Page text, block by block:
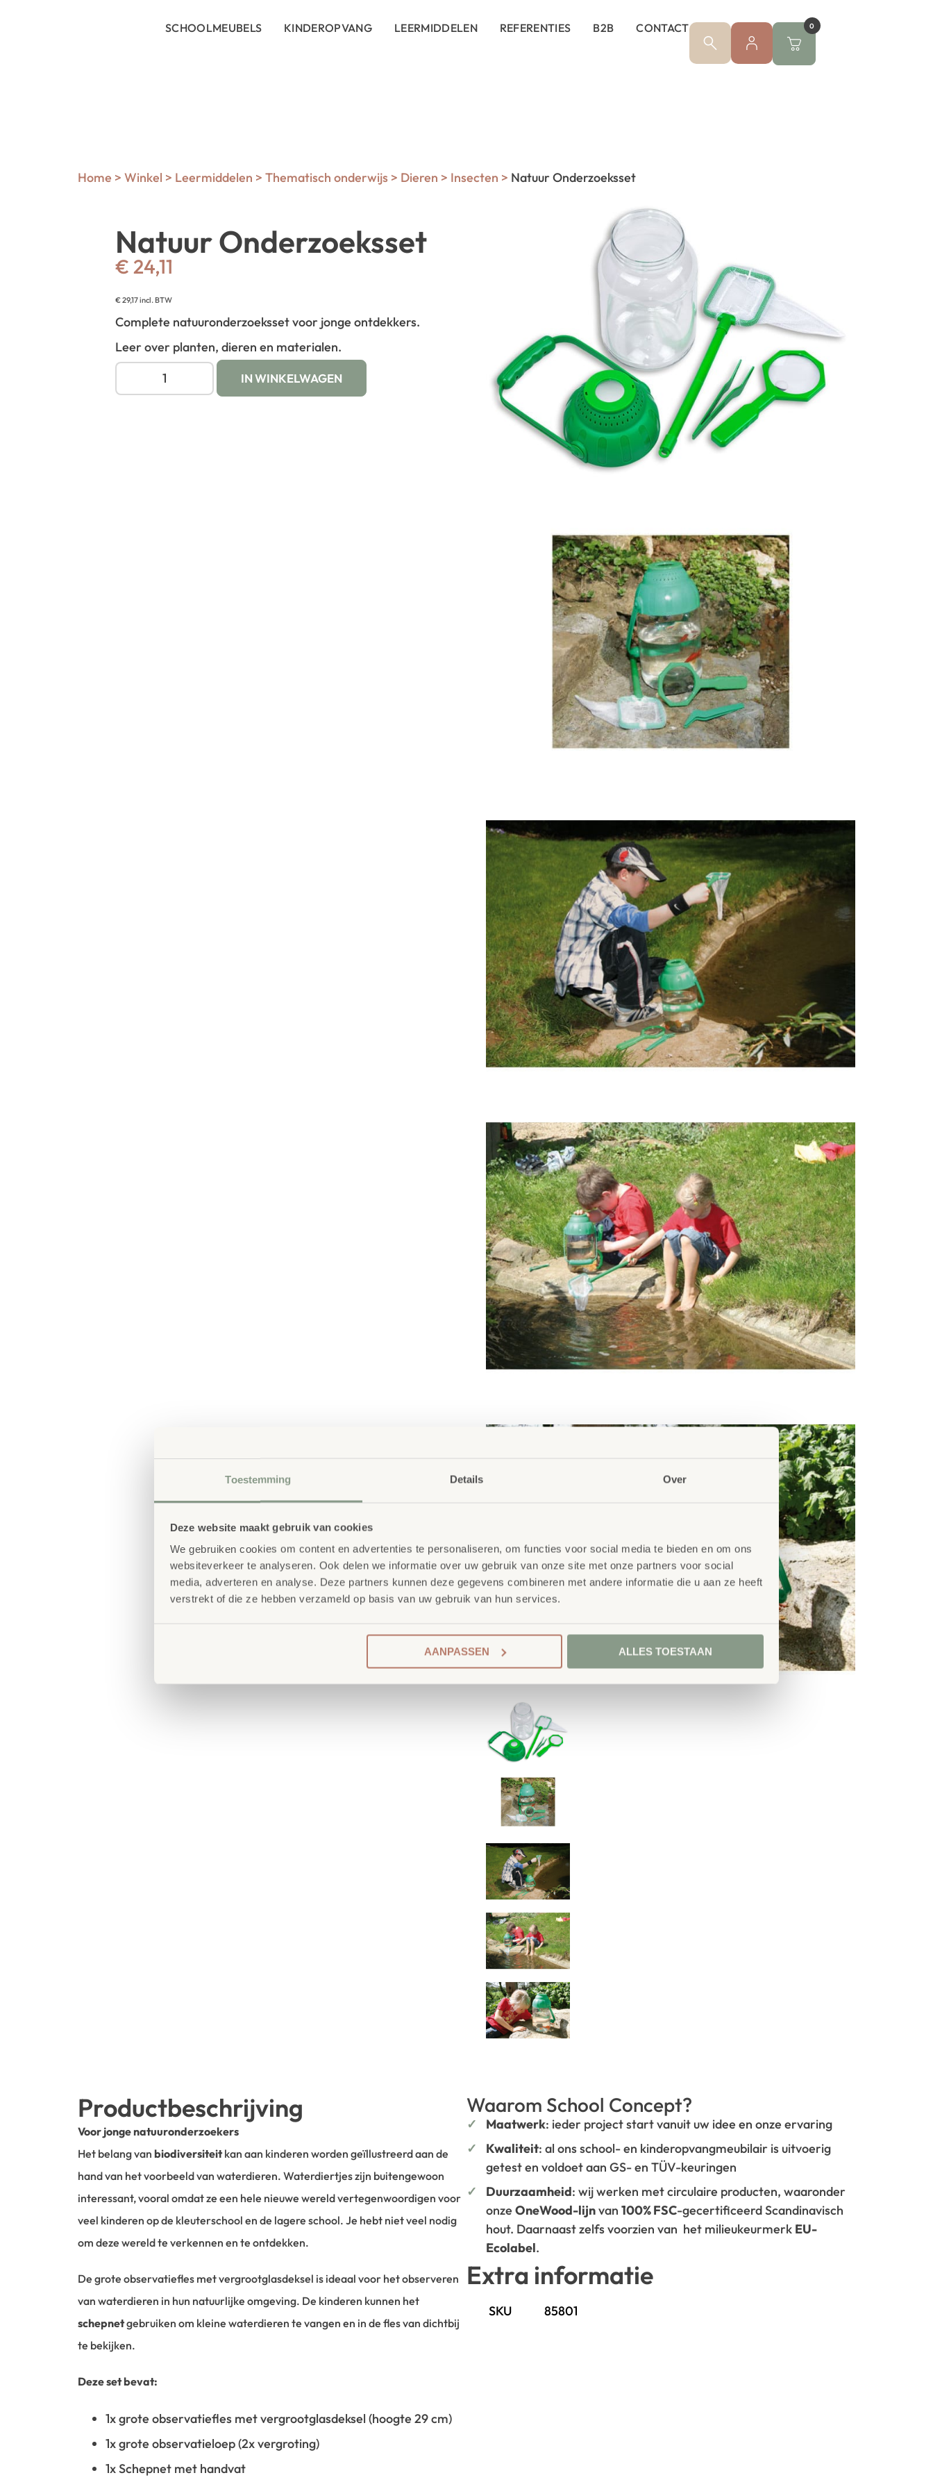
Toestemming Details Over
Deze website maakt gebruik van cookies
We gebruiken cookies om content en advertenties te personaliseren, om functies voor social media te bieden en om ons
websiteverkeer te analyseren. Ook delen we informatie over uw gebruik van onze site met onze partners voor social
media, adverteren en analyse. Deze partners kunnen deze gegevens combineren met andere informatie die u aan ze heeft
verstrekt of die ze hebben verzameld op basis van uw gebruik van hun services.
AANPASSEN ALLES TOESTAAN
SCHOOLMEUBELS KINDEROPVANG LEERMIDDELEN REFERENTIES B2B CONTACT 0
Home > Winkel > Leermiddelen > Thematisch onderwijs > Dieren > Insecten > Natuur Onderzoeksset
Natuur Onderzoeksset
€ 24,11
€29,17incl. BTW
Complete natuuronderzoeksset voor jonge ontdekkers.
Leer over planten, dieren en materialen.
IN WINKELWAGEN
Productbeschrijving
Voor jonge natuuronderzoekers
Het belang van biodiversiteitkan aan kinderen worden geïllustreerd aan de
hand van het voorbeeld van waterdieren. Waterdiertjes zijn buitengewoon
interessant, vooral omdat ze een hele nieuwe wereld vertegenwoordigen voor
veel kinderen op de kleuterschool en de lagere school. Je hebt niet veel nodig
om deze wereld te verkennen en te ontdekken.
De grote observatiefles met vergrootglasdeksel is ideaal voor het observeren
van waterdieren in hun natuurlijke omgeving. De kinderen kunnen het
schepnetgebruiken om kleine waterdieren te vangen en in de fles van dichtbij
te bekijken.
Deze set bevat:
1x grote observatiefles met vergrootglasdeksel (hoogte 29 cm)
1x grote observatieloep (2x vergroting)
1x Schepnet met handvat
Waarom School Concept?
Maatwerk: ieder project start vanuit uw idee en onze ervaring
Kwaliteit: al ons school- en kinderopvangmeubilair is uitvoerig
getest en voldoet aan GS- en TÜV-keuringen
Duurzaamheid: wij werken met circulaire producten, waaronder
onze OneWood-lijnvan 100% FSC-gecertificeerd Scandinavisch
hout. Daarnaast zelfs voorzien van het milieukeurmerk EU-
Ecolabel.
Extra informatie
SKU 85801